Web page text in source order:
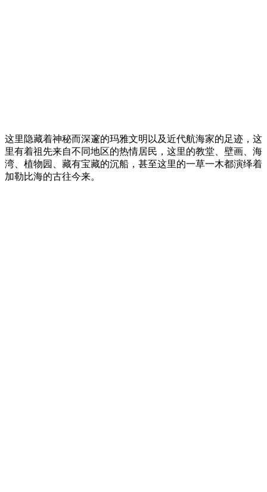
这里隐藏着神秘而深邃的玛雅文明以及近代航海家的足迹，这
里有着祖先来自不同地区的热情居民，这里的教堂、壁画、海
湾、植物园、藏有宝藏的沉船，甚至这里的一草一木都演绎着
加勒比海的古往今来。